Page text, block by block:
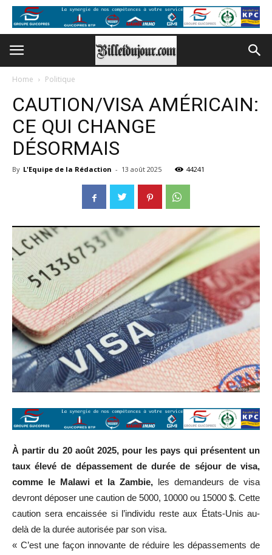
Home Politique
CAUTION/VISA AMÉRICAIN:
CE QUI CHANGE
DÉSORMAIS
By L'Equipe de la Rédaction - 13 août 2025 44241
À partir du 20 août 2025, pour les pays qui présentent un
taux élevé de dépassement de durée de séjour de visa,
comme le Malawi et la Zambie, les demandeurs de visa
devront déposer une caution de 5000, 10000 ou 15000 $. Cette
caution sera encaissée si l’individu reste aux États-Unis au-
delà de la durée autorisée par son visa.
« C’est une façon innovante de réduire les dépassements de